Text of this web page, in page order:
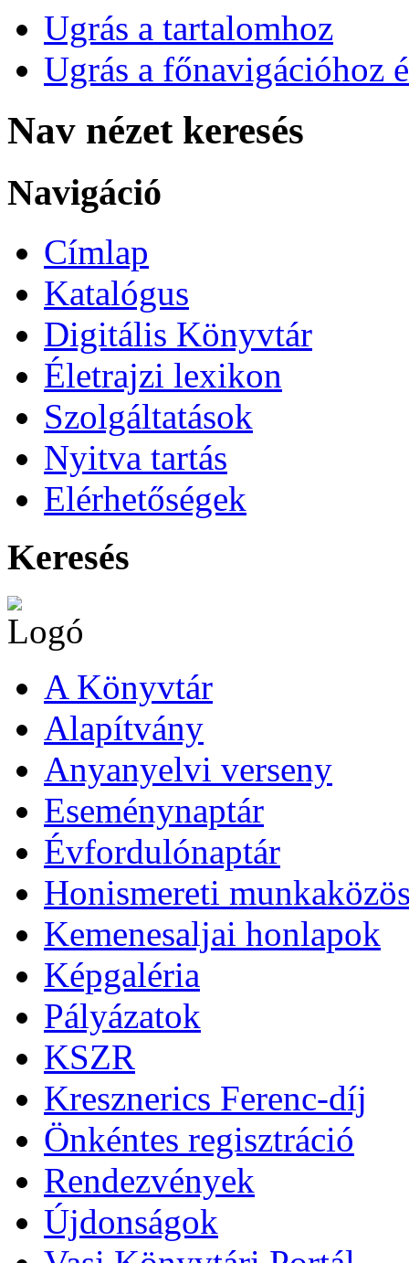
Ugrás a tartalomhoz
Ugrás a főnavigációhoz
Nav nézet keresés
Navigáció
Címlap
Katalógus
Digitális Könyvtár
Életrajzi lexikon
Szolgáltatások
Nyitva tartás
Elérhetőségek
Keresés
A Könyvtár
Alapítvány
Anyanyelvi verseny
Eseménynaptár
Évfordulónaptár
Honismereti
Kemenesaljai honlapok
Képgaléria
Pályázatok
KSZR
Kresznerics Ferenc-díj
Önkéntes regisztráció
Rendezvények
Újdonságok